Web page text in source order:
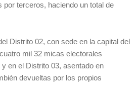
por terceros, haciendo un total de
Distrito 02, con sede en la capital del
mil 32 micas electorales
en el Distrito 03, asentado en
devueltas por los propios